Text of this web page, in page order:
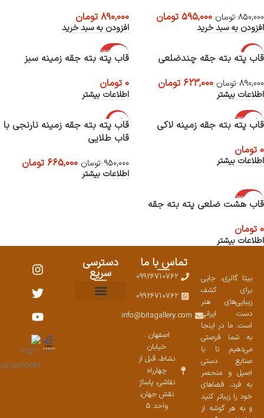
850,000 تومان 595,000 تومان
افزودن به سبد خرید
890,000 تومان
افزودن به سبد خرید
-30%
ی
قاب پته بته جقه چندضلعی
890,000 تومان 623,000 تومان
اطلاعات بیشتر
اتمام موجود
ی
قاب پته بته جقه زمینه سبز
0 تومان
اطلاعات بیشتر
اتمام موجود
ی
قاب پته بته جقه زمینه لاکی
0 تومان
اطلاعات بیشتر
-30%
اتمام موجود
قاب پته بته جقه زمینه نارنجی با
قاب طلایی
950,000 تومان 665,000 تومان
اطلاعات بیشتر
اتمام موجود
ی
قاب هشت ضلعی پته بته جقه
0 تومان
اطلاعات بیشتر
بیتا گالری، جایی
برای کشف
زیبایی‌های هنر
دست ایرانی
است. ما در اینجا
به شما فرصتی
می‌دهیم تا با
صنایع دستی
اصیل و منحصر
به فرد، فضاهای
خود را زیباتر کنید
و به هر گوشه از
تماس با ما
09926710762
09926710762
info@bitagallery.com
اصفهان :
خیابان
نشاط، قبل از
چهارراه
نقاشی، پاساژ
نقش جهان،
واحد 5
دسترسی
سریع